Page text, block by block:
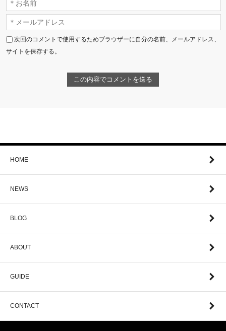
次回のコメントで使用するためブラウザーに自分の名前、メールアドレス、
サイトを保存する。
HOME
NEWS
BLOG
ABOUT
GUIDE
CONTACT